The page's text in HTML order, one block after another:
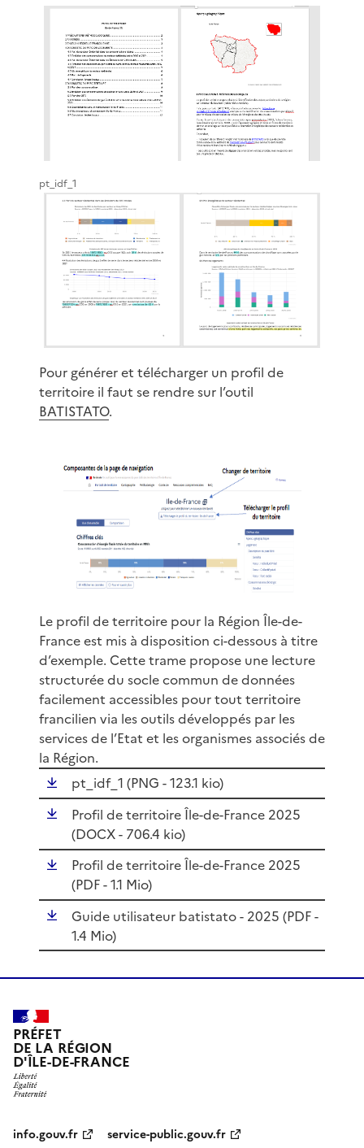
pt_idf_1
Pour générer et télécharger un profil de
territoire il faut se rendre sur l’outil
BATISTATO.
Le profil de territoire pour la Région Île-de-
France est mis à disposition ci-dessous à titre
d’exemple. Cette trame propose une lecture
structurée du socle commun de données
facilement accessibles pour tout territoire
francilien via les outils développés par les
services de l’Etat et les organismes associés de
la Région.
pt_idf_1 (PNG - 123.1 kio)
Profil de territoire Île-de-France 2025
(DOCX- 706.4 kio)
Profil de territoire Île-de-France 2025
(PDF- 1.1 Mio)
Guide utilisateur batistato - 2025 (PDF-
1.4 Mio)
PRÉFET
DE LA RÉGION
D'ÎLE-DE-FRANCE
info.gouv.fr service-public.gouv.fr